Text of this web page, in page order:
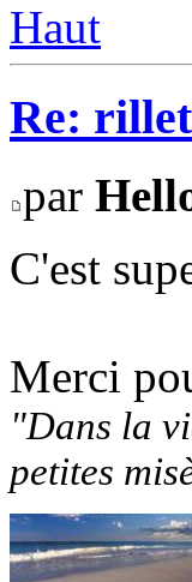
Haut
Re:
par
C'est
Merci
"Dans la
petites